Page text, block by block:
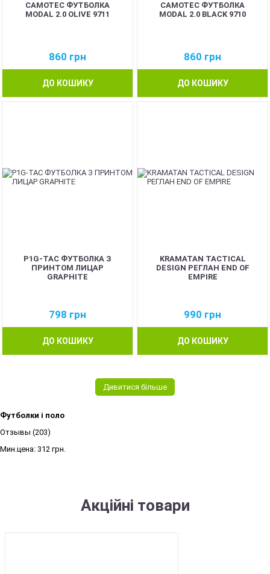
CAMOTEC ФУТБОЛКА
MODAL 2.0 OLIVE 9711
860 грн
ДО КОШИКУ
CAMOTEC ФУТБОЛКА
MODAL 2.0 BLACK 9710
860 грн
ДО КОШИКУ
P1G-TAC ФУТБОЛКА З
ПРИНТОМ ЛИЦАР
GRAPHITE
798 грн
ДО КОШИКУ
KRAMATAN TACTICAL
DESIGN РЕГЛАН END OF
EMPIRE
990 грн
ДО КОШИКУ
Дивитися більше
Футболки і поло
Отзывы (203)
Мин.цена: 312 грн.
Акційні товари